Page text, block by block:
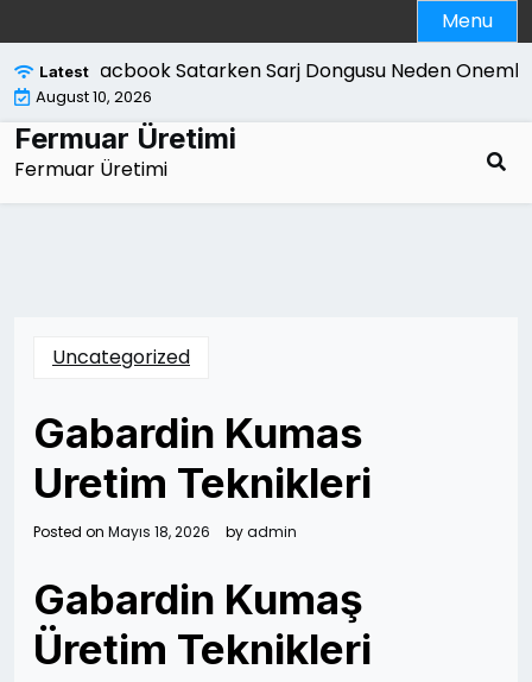
to
content
Menu
LatestMacbook Satarken Sarj Dongusu Neden
August 10, 2026
Fermuar Üretimi
Fermuar Üretimi
Uncategorized
Gabardin Kumas
Uretim Teknikleri
Posted on Mayıs 18, 2026 byadmin
Gabardin Kumaş
Üretim Teknikleri